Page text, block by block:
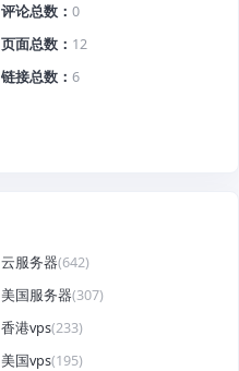
评论总数
0
页面总数
12
链接总数
6
云服务器(642)
美国服务器(307)
香港vps(233)
美国vps(195)